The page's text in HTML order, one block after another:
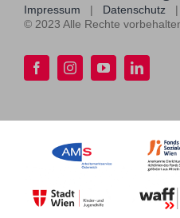
Impressum | Datenschutz
© 2023 Alle Rechte